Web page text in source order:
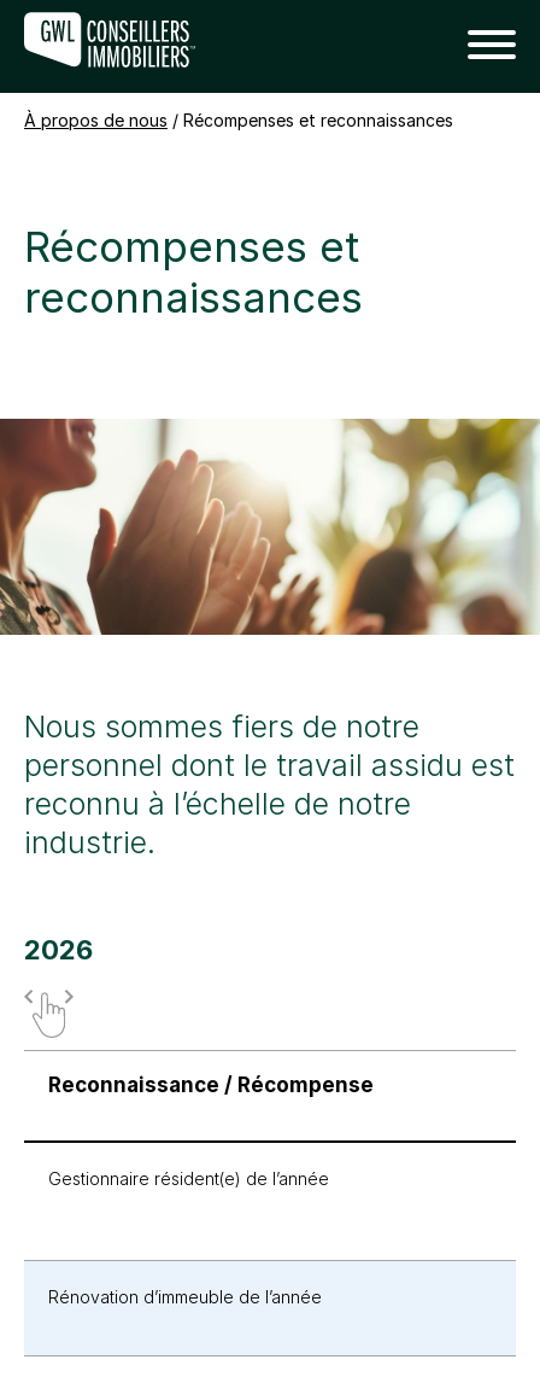
À propos de nous / Récompenses et reconnaissances
Récompenses et
reconnaissances
Nous sommes fiers de notre
personnel dont le travail assidu est
reconnu à l’échelle de notre
industrie.
2026
Reconnaissance / Récompense
Gestionnaire résident(e) de l’année
Rénovation d’immeuble de l’année